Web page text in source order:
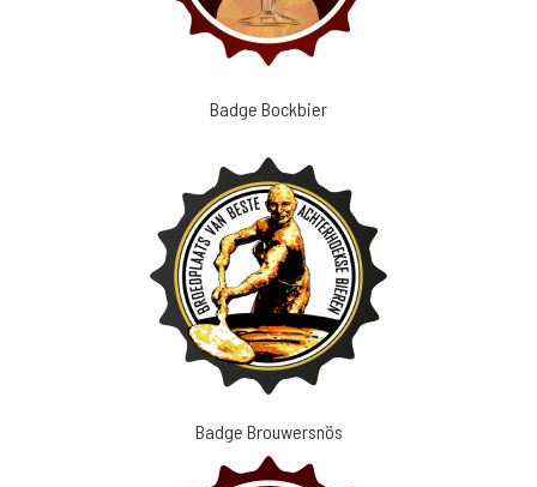
Badge Bockbier
Badge Brouwersnös